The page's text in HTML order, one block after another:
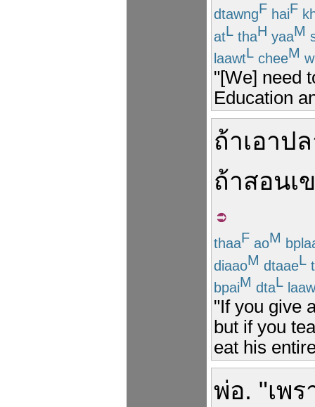
dtawngF haiF
atL thaH yaaM
laawtL cheeM
"[We] need
Education
ถ้าเอาป
ถ้าสอนเ
thaaF aoM
diaaoM dtaaeL
bpaiM dtaL
"If you give
but if you
eat his
พ่อ. "เพร